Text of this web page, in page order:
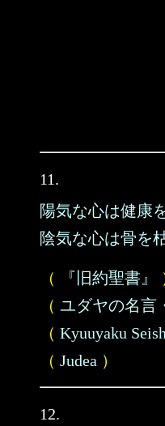
11.
陽気な心は健康
陰気な心は骨を
（ 『旧約聖書』
（ ユダヤの名言
（ Kyuuyaku
（ Judea ）
12.